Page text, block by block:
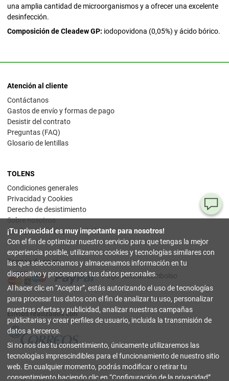
una amplia cantidad de microorganismos y a ofrecer una excelente
desinfección.
Composición de Cleadew GP: iodopovidona (0,05%) y ácido bórico.
Atención al cliente
Contáctanos
Gastos de envío y formas de pago
Desistir del contrato
Preguntas (FAQ)
Glosario de lentillas
TOLENS
Condiciones generales
Privacidad y Cookies
Derecho de desistimiento
Sobre nosotros
Configuración de privacidad
Formas de pago
Pago contrarreembolso
Envíos realizados con
© 2003-2026 TOLENS.COM.
¡Tu privacidad es muy importante para nosotros!
Con el fin de optimizar nuestro servicio para que tengas la mejor
experiencia posible, utilizamos cookies y tecnologías similares con
las que seleccionamos y almacenamos información en tu
dispositivo y procesamos tus datos personales.
Al hacer clic en Aceptar , estás autorizando el uso de tecnologías
para procesar tus datos con el fin de analizar tu uso, personalizar
nuestras ofertas y publicidad, analizar nuestras campañas
publicitarias y crear perfiles de usuario, incluida la transmisión de
datos a terceros.
Si no nos das tu consentimiento, únicamente utilizaremos las
tecnologías imprescindibles para el funcionamiento de nuestro sitio
web. En cualquier momento, podrás modificar o retirar tu
consentimiento haciendo clic en Configuración de la privacidad